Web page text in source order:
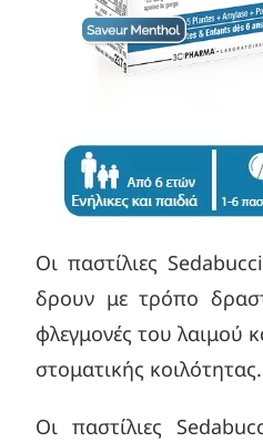
Οι παστίλιες
δρουν με τρόπο
φλεγμονές του λαιμού
στοματικής κοιλότητας.
Οι παστίλιες